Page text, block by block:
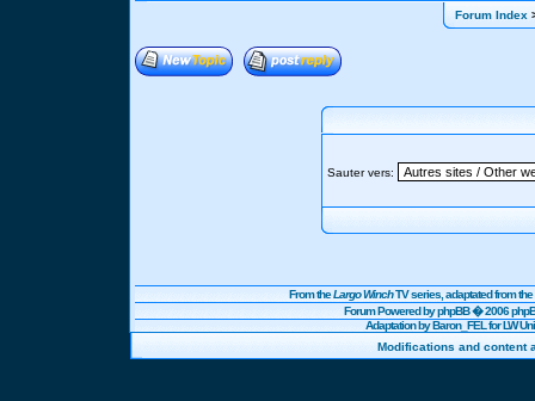
Forum Index
Sauter vers:
From theLargo WinchTV series, adaptated from
Forum Powered byphpBB� 2006
Adaptation by Baron_FEL for LW
Modifications and content